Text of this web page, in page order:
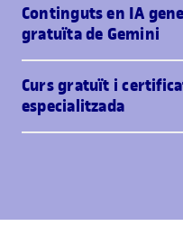
Continguts en IA
gratuïta de Gemini
Curs gratuït i
especialitzada